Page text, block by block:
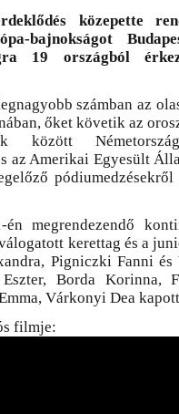
közepette
bajnokságot
19 országból
számban az
őket követik az
között
az Amerikai Egyesült
megrendezendő
kerettag és a
Pigniczki Fanni
Borda Korinna,
Várkonyi Dea
filmje: